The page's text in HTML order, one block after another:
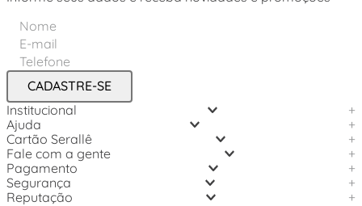
CADASTRE-SE
Institucional
+
Ajuda
+
Cartão Serallê
+
Fale com a gente
+
Pagamento
+
Segurança
+
Reputação
+